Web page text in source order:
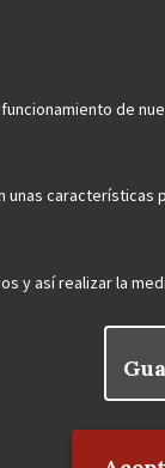
de
unas
y así realizar la